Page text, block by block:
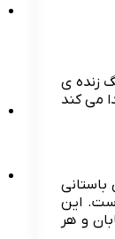
زنده ی
می کند
است. این
و هر